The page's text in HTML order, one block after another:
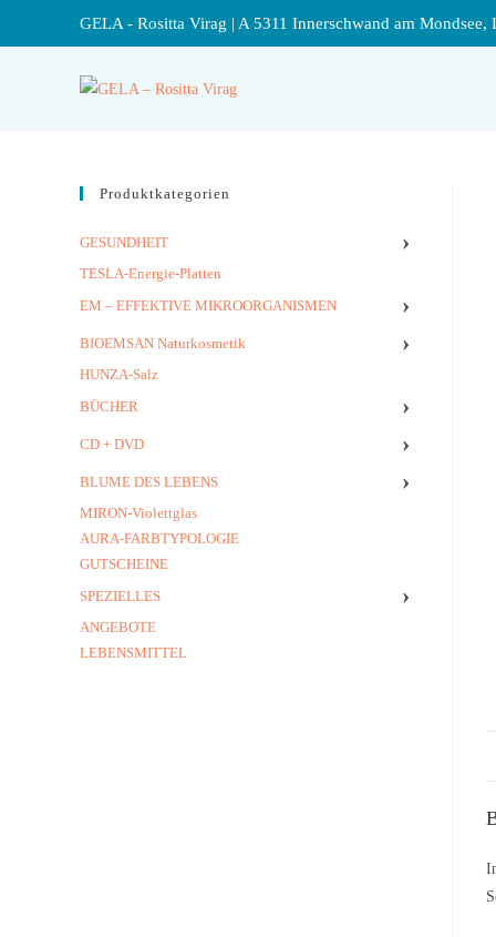
GELA - Rositta Virag | A 5311 Innerschwand am Mondsee,
Produktkategorien
GESUNDHEIT ›
TESLA-Energie-Platten
EM – EFFEKTIVE MIKROORGANISMEN
›
BIOEMSAN Naturkosmetik ›
HUNZA-Salz
BÜCHER
›
CD + DVD ›
BLUME DES LEBENS ›
MIRON-Violettglas
AURA-FARBTYPOLOGIE
GUTSCHEINE
SPEZIELLES
›
ANGEBOTE
LEBENSMITTEL